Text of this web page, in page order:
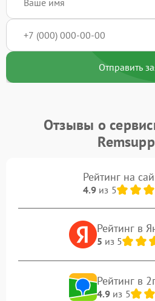
Отправить
Отзывы о
Рейтинг на
4.9из 5
Рейтинг в
5 из 5
Рейтинг в
4.9из 5